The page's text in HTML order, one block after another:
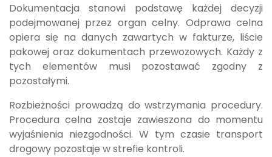
Dokumentacja stanowi podstawę każdej decyzji
podejmowanej przez organ celny. Odprawa celna
opiera się na danych zawartych w fakturze, liście
pakowej oraz dokumentach przewozowych. Każdy z
tych elementów musi pozostawać zgodny z
pozostałymi.
Rozbieżności prowadzą do wstrzymania procedury.
Procedura celna zostaje zawieszona do momentu
wyjaśnienia niezgodności. W tym czasie transport
drogowy pozostaje w strefie kontroli.